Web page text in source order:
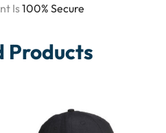
Is100% Secure
Products